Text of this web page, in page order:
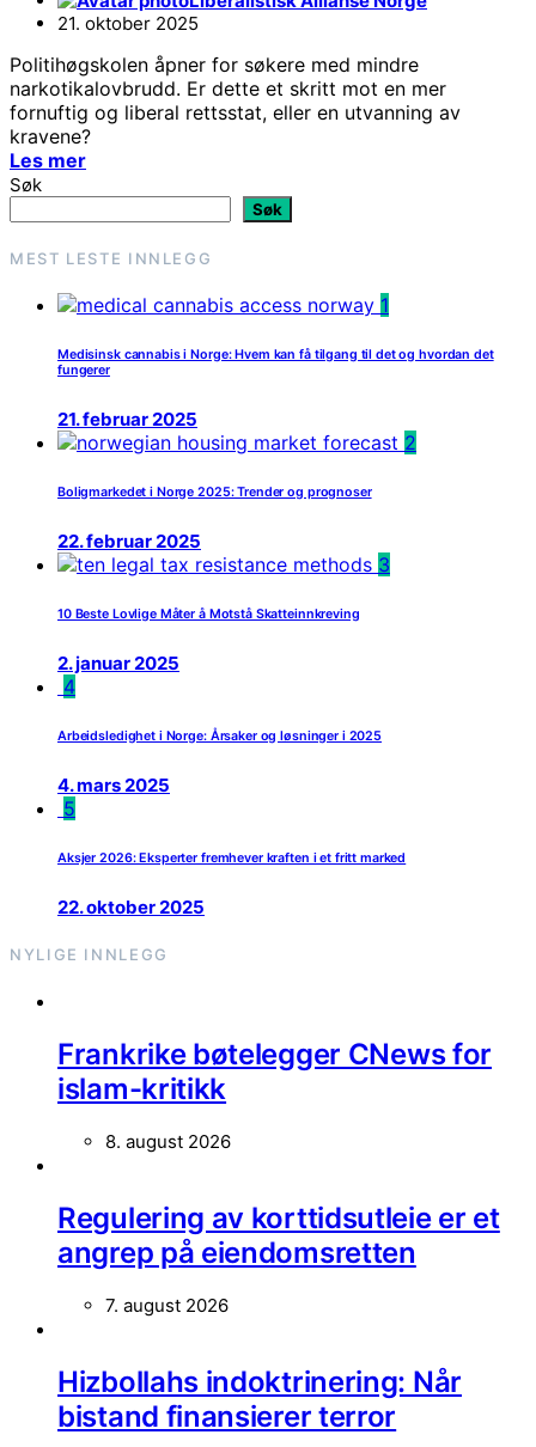
21. oktober 2025
Politihøgskolen åpner for søkere med mindre
narkotikalovbrudd. Er dette et skritt mot en mer
fornuftig og liberal rettsstat, eller en utvanning av
kravene?
Les mer
Søk
Søk
MEST LESTE INNLEGG
1
Medisinsk cannabis i Norge: Hvem kan få tilgang til det og hvordan det
fungerer
21. februar 2025
2
Boligmarkedet i Norge 2025: Trender og prognoser
22. februar 2025
3
10 Beste Lovlige Måter å Motstå Skatteinnkreving
2. januar 2025
4
Arbeidsledighet i Norge: Årsaker og løsninger i 2025
4. mars 2025
5
Aksjer 2026: Eksperter fremhever kraften i et fritt marked
22. oktober 2025
NYLIGE INNLEGG
Frankrike bøtelegger CNews for
islam-kritikk
8. august 2026
Regulering av korttidsutleie er et
angrep på eiendomsretten
7. august 2026
Hizbollahs indoktrinering: Når
bistand finansierer terror